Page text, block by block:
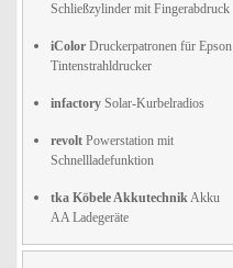
Schließzylinder mit Fingerabdruck
iColor Druckerpatronen für Epson
Tintenstrahldrucker
infactory Solar-Kurbelradios
revolt Powerstation mit
Schnellladefunktion
tka Köbele AkkutechnikAkku
AA Ladegeräte